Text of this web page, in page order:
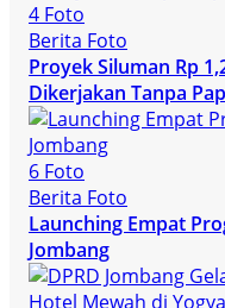
4 Foto
Berita Foto
Proyek Siluman Rp
Dikerjakan Tanpa
6 Foto
Berita Foto
Launching Empat
Jombang